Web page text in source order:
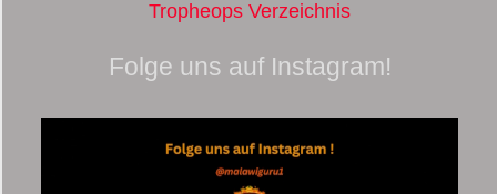
Tropheops Verzeichnis
Folge uns auf Instagram!